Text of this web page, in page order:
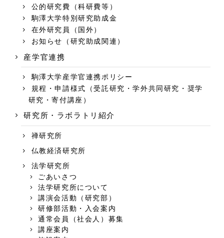
公的研究費（科研費等）
駒澤大学特別研究助成金
在外研究員（国外）
お知らせ（研究助成関連）
産学官連携
駒澤大学産学官連携ポリシー
規程・申請様式（受託研究・学外共同研究・奨学
研究・寄付講座）
研究所・ラボラトリ紹介
禅研究所
仏教経済研究所
法学研究所
ごあいさつ
法学研究所について
講演会活動（研究部）
研修部活動・入会案内
通常会員（社会人）募集
講座案内